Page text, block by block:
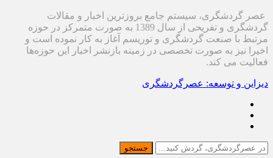
عصر گردشگری، سیستم جامع بروزترین اخبار و مقالات
گردشگری و تفریحی از سال 1389 به صورت متمرکز در حوزه
مرتبط با صنعت گردشگری و توریسم آغاز به کار نموده است و
اخیرا نیز به صورت تخصصی در زمینه بازنشر اخبار این حوزه‌ها
فعالیت می کند.
دیزاین و توسعه: عصرگردشگری
جستجو